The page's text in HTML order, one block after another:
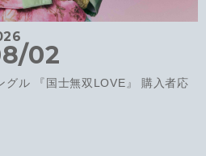
02
グル 『国士無双LOVE』 購入者応